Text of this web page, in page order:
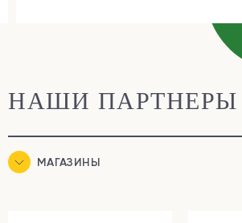
НАШИ ПАРТНЕРЫ
МАГАЗИНЫ